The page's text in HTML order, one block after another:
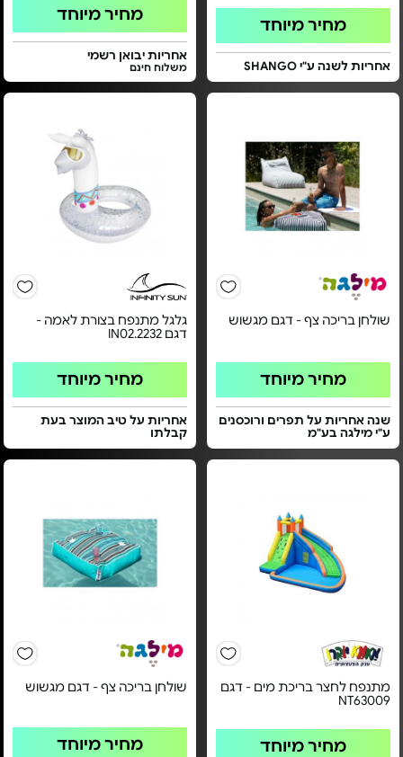
מחיר מיוחד
אחריות לשנה ע"י SHANGO
מחיר מיוחד
אחריות יבואן רשמי
משלוח חינם
שולחן בריכה צף - דגם מגשוש
מחיר מיוחד
שנה אחריות על תפרים ורוכסנים
ע"י מילגה בע"מ
גלגל מתנפח בצורת לאמה -
דגם IN02.2232
מחיר מיוחד
אחריות על טיב המוצר בעת
קבלתו
מתנפח לחצר בריכת מים - דגם
NT63009
מחיר מיוחד
שולחן בריכה צף - דגם מגשוש
מחיר מיוחד